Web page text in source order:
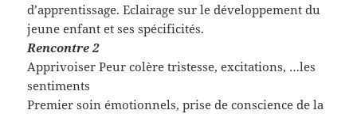
d’apprentissage. Eclairage sur le développement du
jeune enfant et ses spécificités.
Rencontre 2
Apprivoiser Peur colère tristesse, excitations, …les
sentiments
Premier soin émotionnels, prise de conscience de la